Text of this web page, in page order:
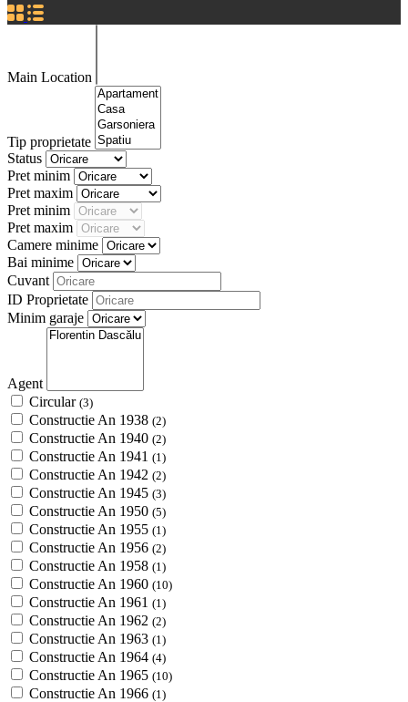
Main Location
Tip proprietate
Status
Pret minim
Pret maxim
Pret minim
Pret maxim
Camere minime
Bai minime
Cuvant
ID Proprietate
Minim garaje
Agent
Circular (3)
Constructie An 1938 (2)
Constructie An 1940 (2)
Constructie An 1941 (1)
Constructie An 1942 (2)
Constructie An 1945 (3)
Constructie An 1950 (5)
Constructie An 1955 (1)
Constructie An 1956 (2)
Constructie An 1958 (1)
Constructie An 1960 (10)
Constructie An 1961 (1)
Constructie An 1962 (2)
Constructie An 1963 (1)
Constructie An 1964 (4)
Constructie An 1965 (10)
Constructie An 1966 (1)